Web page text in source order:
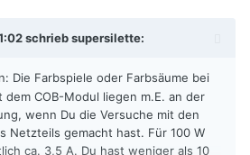
schriebsupersilette:
Die Farbspiele oder Farbsäume bei
dem COB-Modul liegen m.E. an der
wenn Du die Versuche mit den
Netzteils gemacht hast. Für 100 W
ca. 3,5 A. Du hast weniger als 10